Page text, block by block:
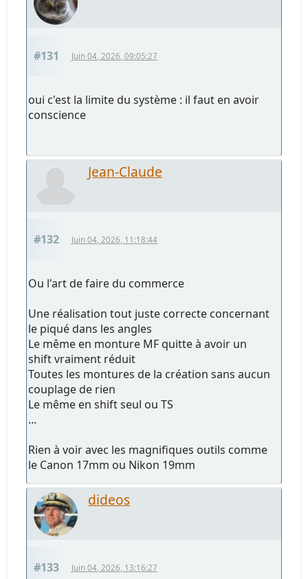
#131 Juin 04, 2026, 09:05:27
oui c'est la limite du système : il faut en avoir
conscience
Jean-Claude
#132 Juin 04, 2026, 11:18:44
Ou l'art de faire du commerce
Une réalisation tout juste correcte concernant
le piqué dans les angles
Le même en monture MF quitte à avoir un
shift vraiment réduit
Toutes les montures de la création sans aucun
couplage de rien
Le même en shift seul ou TS
...
Rien à voir avec les magnifiques outils comme
le Canon 17mm ou Nikon 19mm
dideos
#133 Juin 04, 2026, 13:16:27